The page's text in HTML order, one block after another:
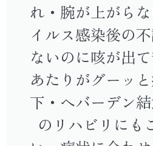
れ・腕が上がら
イルス感染後の
ないのに咳が出
あたりがグーッ
下・へバーデン
のリハビリにも